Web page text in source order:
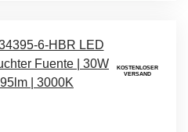
KOSTENLOSER
VERSAND